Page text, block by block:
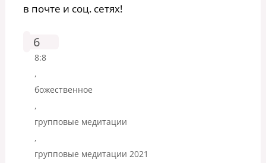
в почте и соц. сетях!
8:8
,
божественное
,
групповые медитации
,
групповые медитации 2021
6